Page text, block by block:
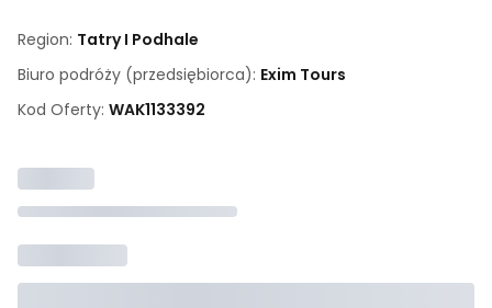
Region: Tatry I Podhale
Biuro podróży (przedsiębiorca): Exim Tours
Kod Oferty: WAK1133392